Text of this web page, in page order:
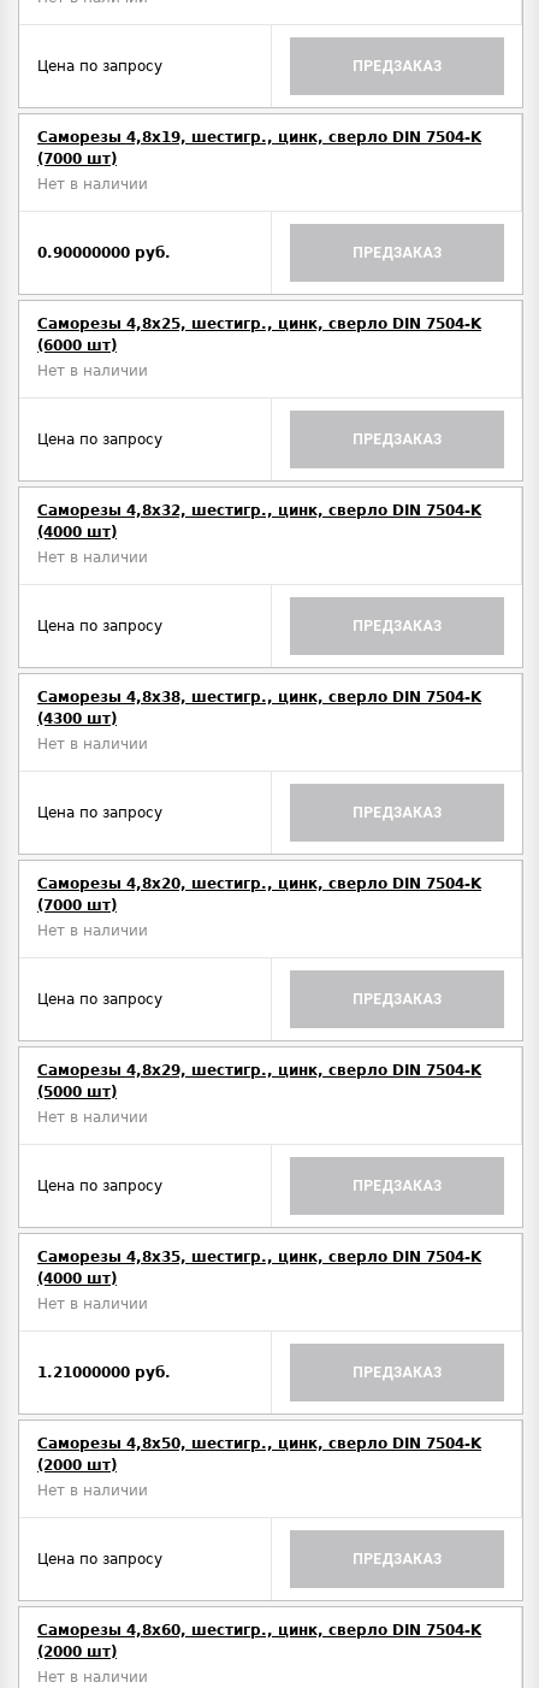
Цена по запросу ПРЕДЗАКАЗ
Саморезы 4,8х19, шестигр., цинк, сверло DIN 7504-K
(7000 шт)
Нет в наличии
0.90000000 руб. ПРЕДЗАКАЗ
Саморезы 4,8х25, шестигр., цинк, сверло DIN 7504-K
(6000 шт)
Нет в наличии
Цена по запросу ПРЕДЗАКАЗ
Саморезы 4,8х32, шестигр., цинк, сверло DIN 7504-K
(4000 шт)
Нет в наличии
Цена по запросу ПРЕДЗАКАЗ
Саморезы 4,8х38, шестигр., цинк, сверло DIN 7504-K
(4300 шт)
Нет в наличии
Цена по запросу ПРЕДЗАКАЗ
Саморезы 4,8х20, шестигр., цинк, сверло DIN 7504-K
(7000 шт)
Нет в наличии
Цена по запросу ПРЕДЗАКАЗ
Саморезы 4,8х29, шестигр., цинк, сверло DIN 7504-K
(5000 шт)
Нет в наличии
Цена по запросу ПРЕДЗАКАЗ
Саморезы 4,8х35, шестигр., цинк, сверло DIN 7504-K
(4000 шт)
Нет в наличии
1.21000000 руб. ПРЕДЗАКАЗ
Саморезы 4,8х50, шестигр., цинк, сверло DIN 7504-K
(2000 шт)
Нет в наличии
Цена по запросу ПРЕДЗАКАЗ
Саморезы 4,8х60, шестигр., цинк, сверло DIN 7504-K
(2000 шт)
Нет в наличии